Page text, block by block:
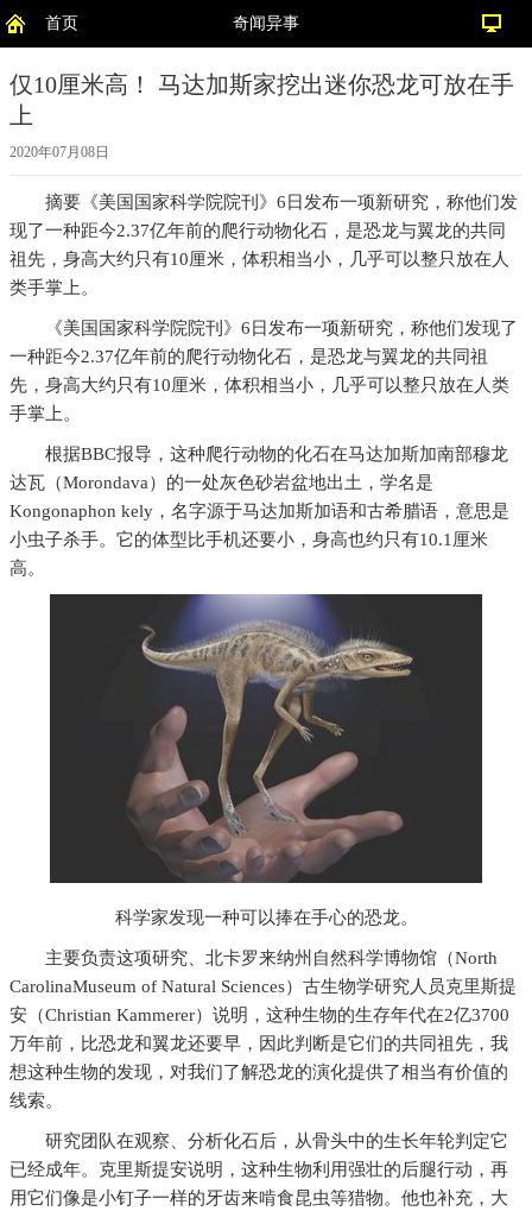
首页 奇闻异事
仅10厘米高！ 马达加斯家挖出迷你恐龙可放在手
上
2020年07月08日
摘要 《美国国家科学院院刊》6日发布一项新研究，称他们发
现了一种距今2.37亿年前的爬行动物化石，是恐龙与翼龙的共同
祖先，身高大约只有10厘米，体积相当小，几乎可以整只放在人
类手掌上。
《美国国家科学院院刊》6日发布一项新研究，称他们发现了
一种距今2.37亿年前的爬行动物化石，是恐龙与翼龙的共同祖
先，身高大约只有10厘米，体积相当小，几乎可以整只放在人类
手掌上。
根据BBC报导，这种爬行动物的化石在马达加斯加南部穆龙
达瓦（Morondava）的一处灰色砂岩盆地出土，学名是
Kongonaphon kely，名字源于马达加斯加语和古希腊语，意思是
小虫子杀手。它的体型比手机还要小，身高也约只有10.1厘米
高。
科学家发现一种可以捧在手心的恐龙。
主要负责这项研究、北卡罗来纳州自然科学博物馆（North
CarolinaMuseum of Natural Sciences）古生物学研究人员克里斯提
安（Christian Kammerer）说明，这种生物的生存年代在2亿3700
万年前，比恐龙和翼龙还要早，因此判断是它们的共同祖先，我
想这种生物的发现，对我们了解恐龙的演化提供了相当有价值的
线索。
研究团队在观察、分析化石后，从骨头中的生长年轮判定它
已经成年。克里斯提安说明，这种生物利用强壮的后腿行动，再
用它们像是小钉子一样的牙齿来啃食昆虫等猎物。他也补充，大